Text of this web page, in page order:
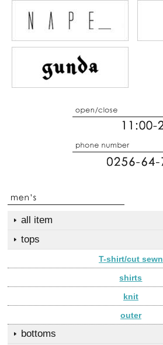
all item
tops
T-shirt/cut sewn
shirts
knit
outer
bottoms